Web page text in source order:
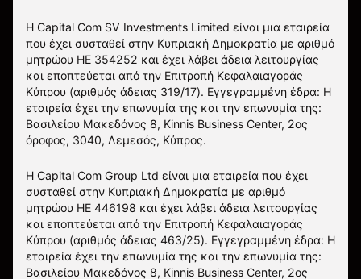
Η Capital Com SV Investments Limited είναι μια εταιρεία
που έχει συσταθεί στην Κυπριακή Δημοκρατία με αριθμό
μητρώου HE 354252 και έχει λάβει άδεια λειτουργίας
και εποπτεύεται από την Επιτροπή Κεφαλαιαγοράς
Κύπρου (αριθμός άδειας 319/17). Εγγεγραμμένη έδρα: Η
εταιρεία έχει την επωνυμία της και την επωνυμία της:
Βασιλείου Μακεδόνος 8, Kinnis Business Center, 2ος
όροφος, 3040, Λεμεσός, Κύπρος.
Η Capital Com Group Ltd είναι μια εταιρεία που έχει
συσταθεί στην Κυπριακή Δημοκρατία με αριθμό
μητρώου ΗΕ 446198 και έχει λάβει άδεια λειτουργίας
και εποπτεύεται από την Επιτροπή Κεφαλαιαγοράς
Κύπρου (αριθμός άδειας 463/25). Εγγεγραμμένη έδρα: Η
εταιρεία έχει την επωνυμία της και την επωνυμία της:
Βασιλείου Μακεδόνος 8, Kinnis Business Center, 2ος